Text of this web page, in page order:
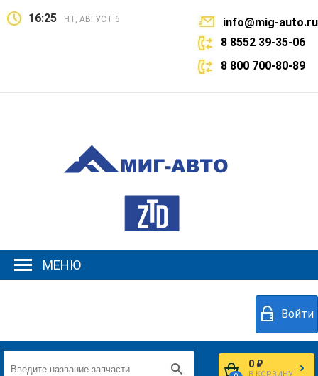
16:25 ЧТ, АВГУСТ 6
info@mig-auto.ru
8 8552 39-35-06
8 800 700-80-89
МЕНЮ
Войти
0 ₽